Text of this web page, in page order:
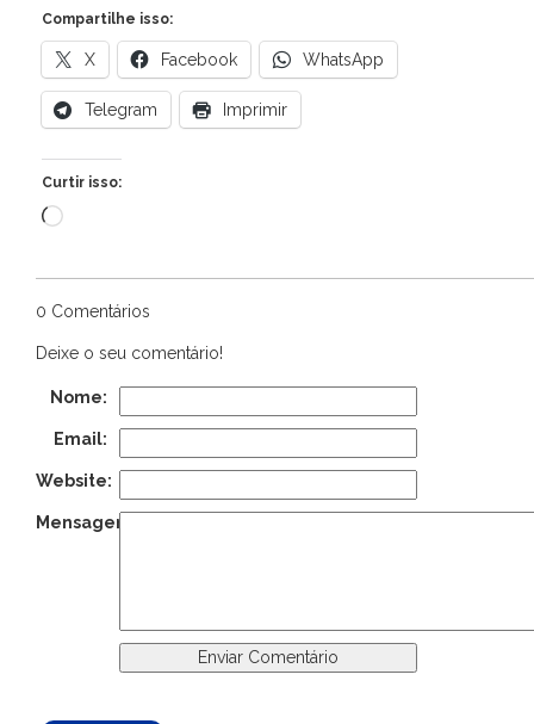
Compartilhe isso:
X Facebook WhatsApp
Telegram Imprimir
Curtir isso:
Carregando...
0 Comentários
Deixe o seu comentário!
Nome:
Email:
Website:
Mensagem: